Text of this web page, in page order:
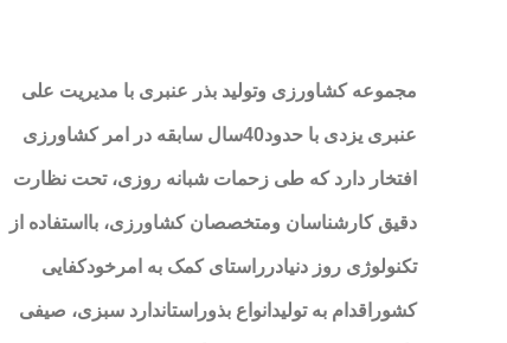
مجموعه کشاورزی وتولید بذر عنبری با مدیریت علی
عنبری یزدی با حدود40سال سابقه در امر کشاورزی
افتخار دارد که طی زحمات شبانه روزی، تحت نظارت
دقیق کارشناسان ومتخصصان کشاورزی، بااستفاده از
تکنولوژی روز دنیادرراستای کمک به امرخودکفایی
کشوراقدام به تولیدانواع بذوراستاندارد سبزی، صیفی